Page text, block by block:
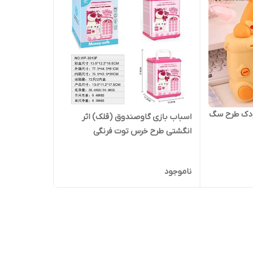
طرح سگ
اسباب بازی گاوصندوق (قلک) اثر
انگشتی طرح خرس توت فرنگی
ناموجود